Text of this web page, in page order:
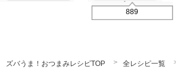
889
ズバうま！おつまみレシピTOP 全レシピ一覧